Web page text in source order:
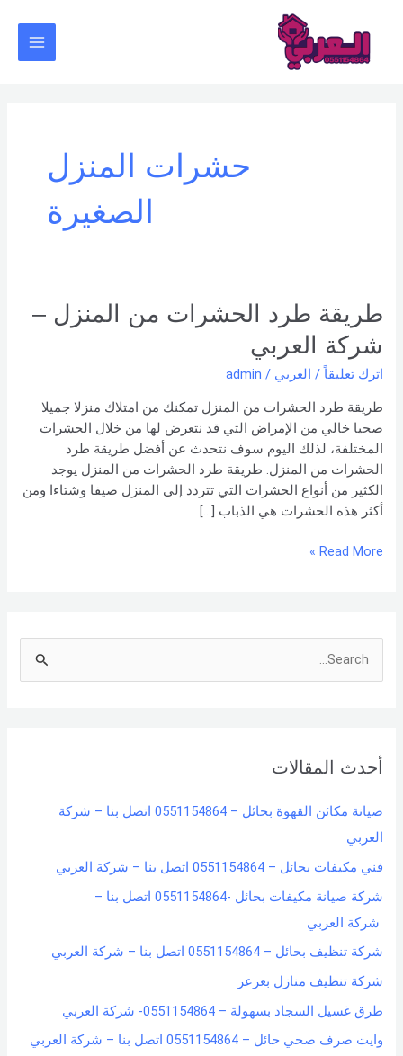
المحتوى
حشرات المنزل
الصغيرة
طريقة طرد الحشرات من المنزل –
شركة العربي
اترك تعليقاً / العربي /
admin
طريقة طرد الحشرات من المنزل تمكنك من امتلاك منزلا جميلا
صحيا خالي من الإمراض التي قد نتعرض لها من خلال الحشرات
المختلفة، لذلك اليوم سوف نتحدث عن أفضل طريقة طرد
الحشرات من المنزل. طريقة طرد الحشرات من المنزل يوجد
الكثير من أنواع الحشرات التي تتردد إلى المنزل صيفا وشتاءا ومن
أكثر هذه الحشرات هي الذباب […]
طريقة
طرد
الحشرات
من
–
شركة
العربي
Read More »
c
f
o
r
:
أحدث المقالات
صيانة مكائن القهوة بحائل – 0551154864 اتصل بنا – شركة
العربي
فني مكيفات بحائل – 0551154864 اتصل بنا – شركة العربي
شركة صيانة مكيفات بحائل -0551154864 اتصل بنا –
شركة العربي
شركة تنظيف بحائل – 0551154864 اتصل بنا – شركة العربي
شركة تنظيف منازل بعرعر
طرق غسيل السجاد بسهولة – 0551154864- شركة العربي
وايت صرف صحي حائل – 0551154864 اتصل بنا – شركة العربي